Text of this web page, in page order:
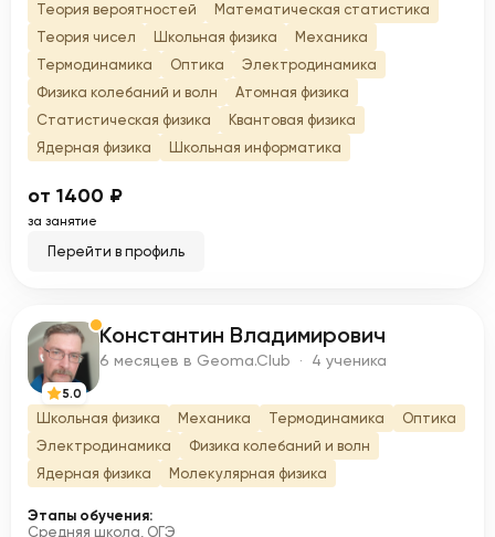
Теория вероятностей
Математическая статистика
Теория чисел
Школьная физика
Механика
Термодинамика
Оптика
Электродинамика
Физика колебаний и волн
Атомная физика
Статистическая физика
Квантовая физика
Ядерная физика
Школьная информатика
от 1400 ₽
за занятие
Перейти в профиль
К
5.0
Константин Владимирович
6 месяцев в Geoma.Club · 4 ученика
Школьная физика Механика Термодинамика
Оптика
Электродинамика
Физика колебаний и волн
Ядерная физика
Молекулярная физика
Этапы обучения:
Средняя школа, ОГЭ